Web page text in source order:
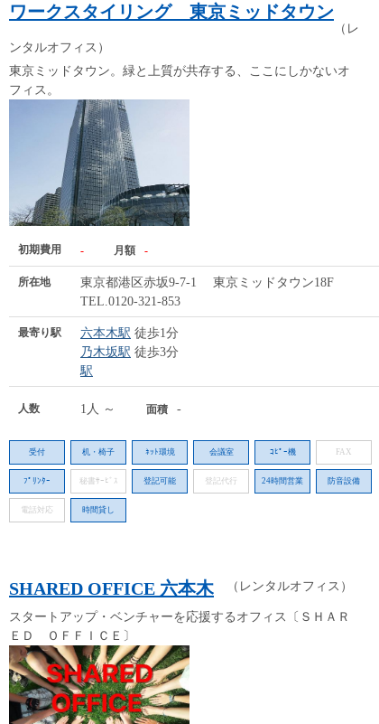
ワークスタイリング 東京ミッドタウン
（レ
ンタルオフィス）
東京ミッドタウン。緑と上質が共存する、ここにしかないオ
フィス。
初期費用 - 月額 -
所在地
東京都港区赤坂9-7-1 東京ミッドタウン18F
TEL.0120-321-853
最寄り駅 六本木駅 徒歩1分
乃木坂駅 徒歩3分
駅
人数 1人 ～ 面積 -
受付 机・椅子 ﾈｯﾄ環境 会議室 ｺﾋﾟｰ機 FAX
ﾌﾟﾘﾝﾀｰ 秘書ｻｰﾋﾞｽ 登記可能 登記代行 24時間営業 防音設備
電話対応 時間貸し
SHARED OFFICE 六本木 （レンタルオフィス）
スタートアップ・ベンチャーを応援するオフィス〔ＳＨＡＲ
ＥＤ ＯＦＦＩＣＥ〕